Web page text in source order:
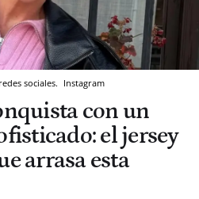
sociales. Instagram
con un
el jersey
arrasa esta